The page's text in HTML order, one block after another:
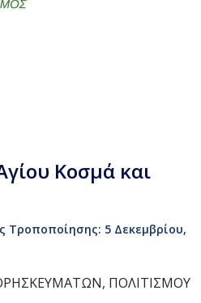
Κοσμά και
Τροποποίησης: 5 Δεκεμβρίου,
ΠΟΛΙΤΙΣΜΟΥ